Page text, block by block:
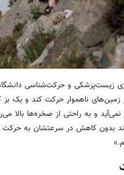
زیست‌پزشکی و حرکت‌شناسی
زمین‌های ناهموار حرکت کند و یک
و به راحتی از صخره‌ها
بدون کاهش در سرعتشان به حرکت